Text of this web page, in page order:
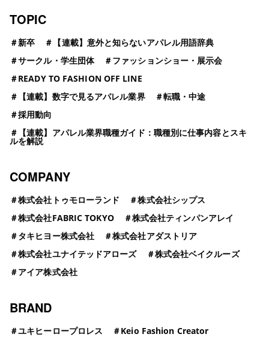
TOPIC
＃新卒 ＃
【連載】意外と知らないアパレル用語辞典
＃サークル・学生団体 ＃ファッションショー・展示会
＃READY TO FASHION OFF LINE
＃
【連載】数字で見るアパレル業界 ＃転職・中途
＃採用動向
＃
【連載】アパレル業界職種ガイド：職種別に仕事内容とスキ
ルを解説
COMPANY
＃株式会社トゥモローランド ＃株式会社シップス
＃株式会社FABRIC TOKYO ＃株式会社ティンパンアレイ
＃タキヒヨー株式会社 ＃株式会社アダストリア
＃株式会社ユナイテッドアローズ ＃株式会社ベイクルーズ
＃アイア株式会社
BRAND
＃ユキヒーロープロレス ＃Keio Fashion Creator